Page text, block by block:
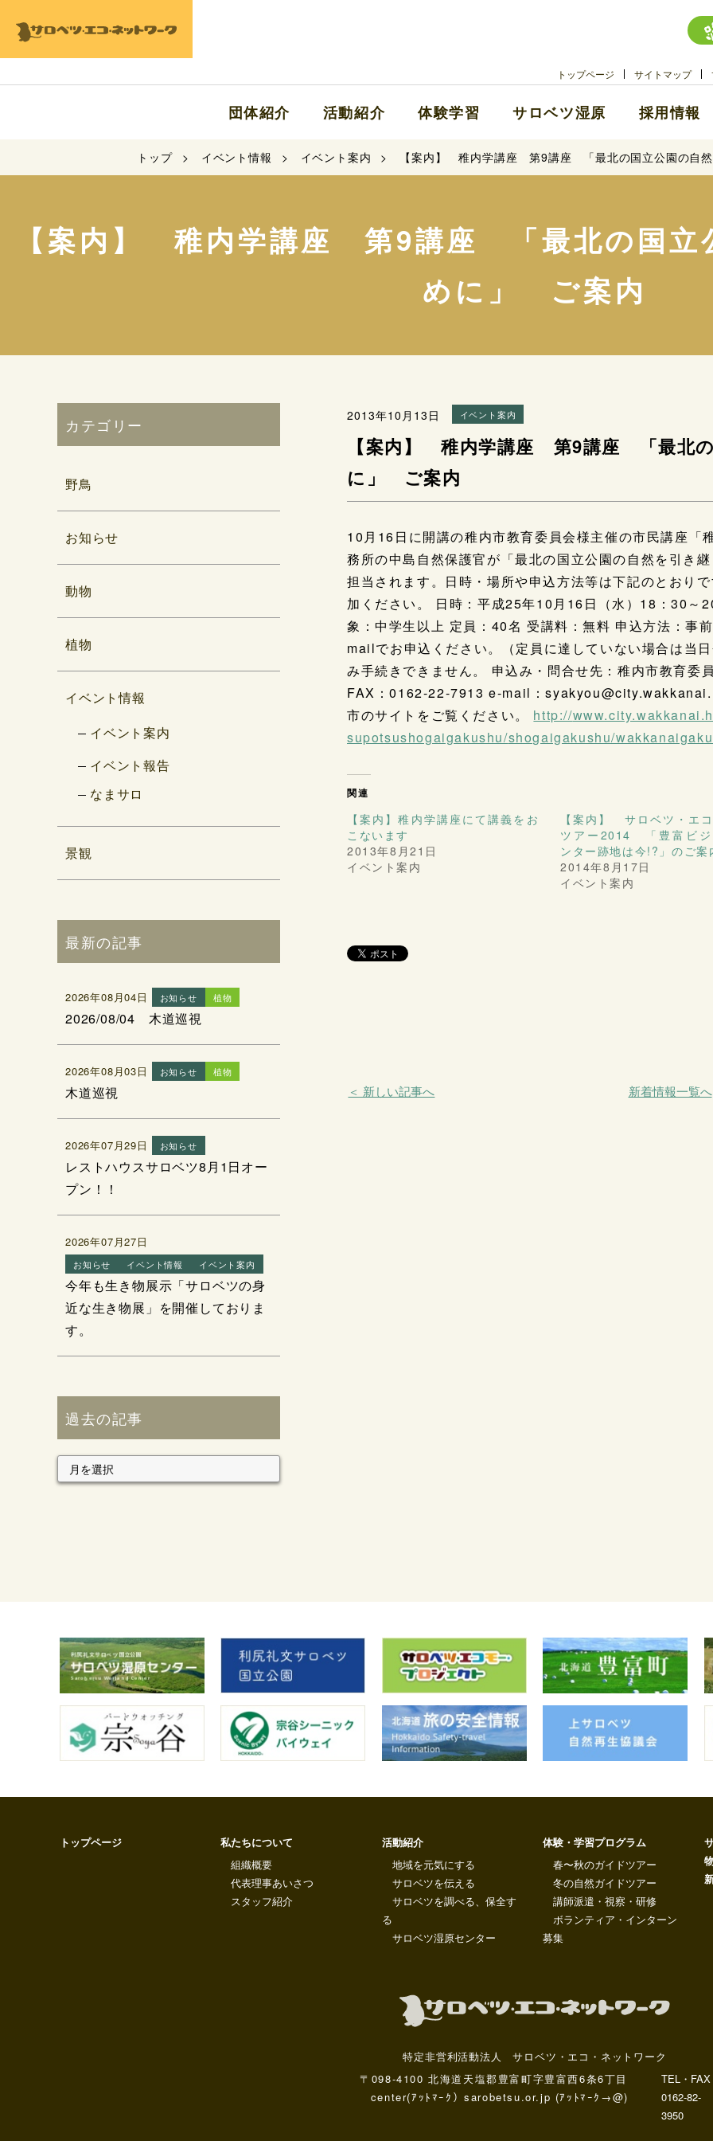
トップページ サイトマップ
団体紹介 活動紹介 体験学習 サロベツ湿原 採用情報
トップ イベント情報 イベント案内 【案内】 稚内学講座 第9講座 「最北の国立公園の自
【案内】 稚内学講座 第9講座 「最北の国立
めに」 ご案内
2013年10月13日 イベント案内
【案内】 稚内学講座 第9講座 「最北
に」 ご案内
10月16日に開講の稚内市教育委員会様主催の市民講座「
務所の中島自然保護官が「最北の国立公園の自然を引き
担当されます。日時・場所や申込方法等は下記のとおり
加ください。 日時：平成25年10月16日（水）18：30～
象：中学生以上 定員：40名 受講料：無料 申込方法：事
mailでお申込ください。（定員に達していない場合は当
み手続きできません。 申込み・問合せ先：稚内市教育委
FAX：0162-22-7913 e-mail：syakyou@city.wakkan
市のサイトをご覧ください。 http://
supotsushogaigakushu/shogaigakushu/
関連
【案内】稚内学講座にて講義をお
こないます
2013年8月21日
イベント案内
【案内】 サロベツ・エコ
ツアー2014 「豊富ビジ
ンター跡地は今!?」のご案
2014年8月17日
イベント案内
＜ 新しい記事へ 新着情報一覧へ
カテゴリー
野鳥
お知らせ
動物
植物
イベント情報
イベント案内
イベント報告
なまサロ
景観
最新の記事
2026年08月04日 お知らせ 植物
2026/08/04 木道巡視
2026年08月03日 お知らせ 植物
木道巡視
2026年07月29日 お知らせ
レストハウスサロベツ8月1日オー
プン！！
2026年07月27日
お知らせ イベント情報 イベント案内
今年も生き物展示「サロベツの身
近な生き物展」を開催しておりま
す。
過去の記事
トップページ
私たちについて
組織概要
代表理事あいさつ
スタッフ紹介
活動紹介
地域を元気にする
サロベツを伝える
サロベツを調べる、保全す
る
サロベツ湿原センター
体験・学習プログラム
春〜秋のガイドツアー
冬の自然ガイドツアー
講師派遣・視察・研修
ボランティア・インターン
募集
特定非営利活動法人 サロベツ・エコ・ネットワーク
〒098-4100 北海道天塩郡豊富町字豊富西6条6丁目
center(ｱｯﾄﾏｰｸ）sarobetsu.or.jp (ｱｯﾄﾏｰｸ→@)
TEL・FAX
0162-82-
3950